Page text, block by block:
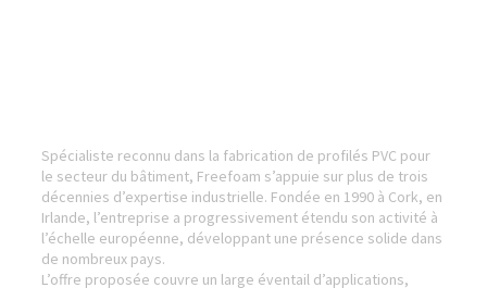
Spécialiste reconnu dans la fabrication de profilés PVC pour
le secteur du bâtiment, Freefoam s’appuie sur plus de trois
décennies d’expertise industrielle. Fondée en 1990 à Cork, en
Irlande, l’entreprise a progressivement étendu son activité à
l’échelle européenne, développant une présence solide dans
de nombreux pays.
L’offre proposée couvre un large éventail d’applications,